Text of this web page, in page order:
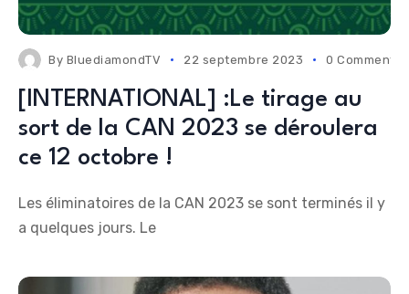
By BluediamondTV 22 septembre 2023 0 Comments
[INTERNATIONAL] :Le tirage au
sort de la CAN 2023 se déroulera
ce 12 octobre !
Les éliminatoires de la CAN 2023 se sont terminés il y
a quelques jours. Le